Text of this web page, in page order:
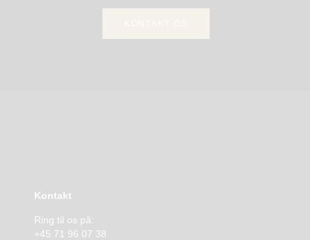
Kontakt
Ring til os på:
+45 71 96 07 38